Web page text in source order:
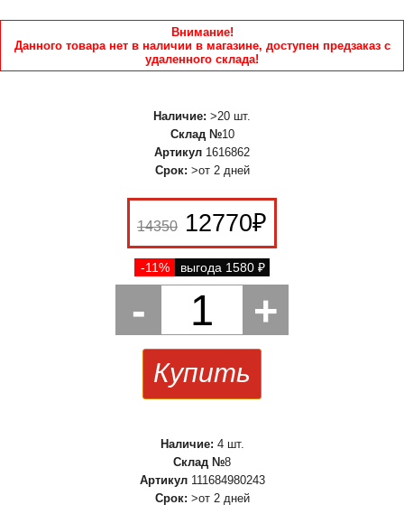
Внимание!
Данного товара нет в наличии в магазине, доступен предзаказ с
удаленного склада!
Наличие: >20 шт.
Склад №10
Артикул 1616862
Срок: >от 2 дней
14350 12770₽
-11% выгода 1580 ₽
- 1 +
Купить
Наличие: 4 шт.
Склад №8
Артикул 111684980243
Срок: >от 2 дней